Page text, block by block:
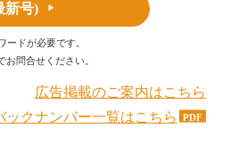
新号)
ドが必要です。
問合せください。
広告掲載のご案内はこちら
ックナンバー一覧はこちら